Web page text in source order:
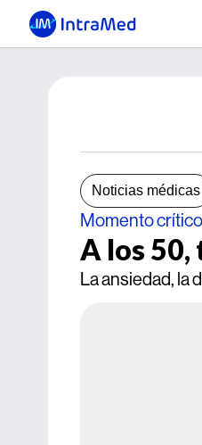
Noticias médicas
Momento crítico
A los
La ansiedad, la